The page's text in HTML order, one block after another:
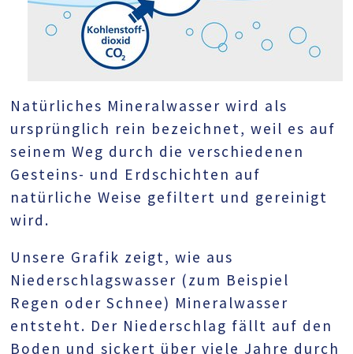
Natürliches Mineralwasser wird als
ursprünglich rein bezeichnet, weil es auf
seinem Weg durch die verschiedenen
Gesteins- und Erdschichten auf
natürliche Weise gefiltert und gereinigt
wird.
Unsere Grafik zeigt, wie aus
Niederschlagswasser (zum Beispiel
Regen oder Schnee) Mineralwasser
entsteht. Der Niederschlag fällt auf den
Boden und sickert über viele Jahre durch